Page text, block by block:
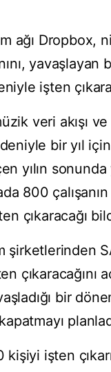
ağı Dropbox,
işten
veri akışı
bir yıl
yılın
800
çıkaracağı
şirketlerinden
bir
işten